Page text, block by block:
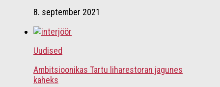
8. september 2021
Uudised
Ambitsioonikas Tartu liharestoran jagunes
kaheks